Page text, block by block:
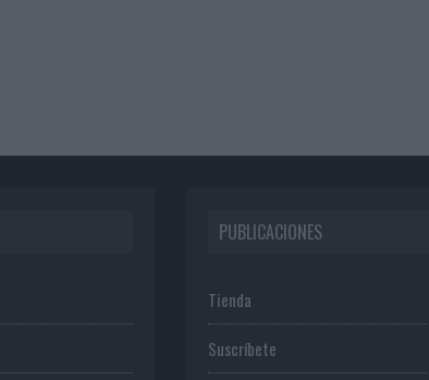
PUBLICACIONES
Tienda
Suscríbete